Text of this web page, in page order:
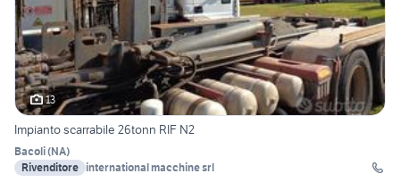
13
Impianto scarrabile 26tonn RIF N2
Bacoli(NA)
Rivenditore international macchine srl